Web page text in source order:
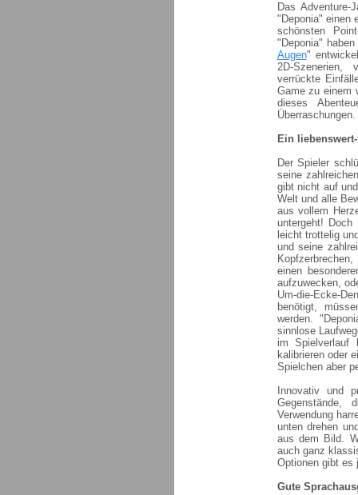
Das
"Deponia" einen
schönsten
"Deponia"
Augen"
2D-Szenerien,
verrückte
Game zu einem
dieses
Überraschungen.
Ein
Der Spieler
seine
gibt nicht auf
Welt und alle
aus vollem
untergeht!
leicht trottelig
und seine
einen
aufzuwecken,
Um-die-Ecke-
benötigt,
werden.
sinnlose
im
kalibrieren oder
Spielchen aber
Innovativ und
Gegenstände,
Verwendung
unten drehen
aus dem Bild.
auch ganz
Optionen gibt es
Gute